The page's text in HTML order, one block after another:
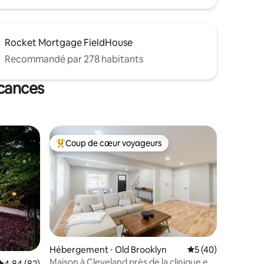
Rocket Mortgage FieldHouse
Recommandé par 278 habitants
Coups de cœur voyageurs les plus appréciés
Coup de cœur voyageurs
Hébergement ⋅ Old Brooklyn Évaluation
5 (40)